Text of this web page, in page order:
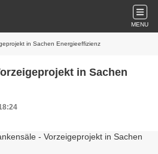
MENU
in Sachen Energieeffizienz
in Sachen